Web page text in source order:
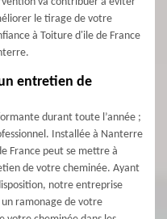
le tirage de votre
à Toiture d'ile de France
entretien de
durant toute l’année ;
Installée à Nanterre
France peut se mettre à
de votre cheminée. Ayant
notre entreprise
ramonage de votre